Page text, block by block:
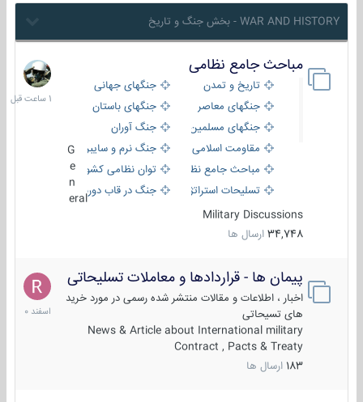
WAR AND HISTORY - بخش جنگ و تاریخ
مباحث جامع نظامی
تاریخ و تمدن
جنگهای جهانی
جنگهای معاصر
جنگهای باستان
جنگهای مسلمین
جنگ آوران
مقاومت اسلامی
جنگ نرم و سایبری
مباحث جامع نظامی
توان نظامی کشورها
تسلیحات استراتژیک
جنگ در قاب دوربین
eral
Military Discussions
34,748 ارسال ها
1
ساعت
قبل
پیمان ها - قراردادها و معاملات تسلیحاتی
اخبار ، اطلاعات و مقالات منتشر شده رسمی در مورد خرید
های تسیحاتی
News & Article about International military
Contract , Pacts & Treaty
183 ارسال ها
7
اسفند
1400